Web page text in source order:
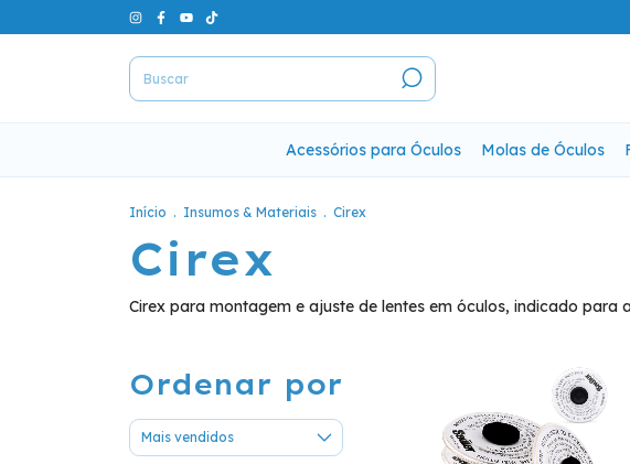
Acessórios para Óculos Molas de Óculos
Início . Insumos & Materiais . Cirex
Cirex
Cirex para montagem e ajuste de lentes em óculos, indicado
Ordenar por